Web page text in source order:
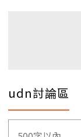
udn討論區